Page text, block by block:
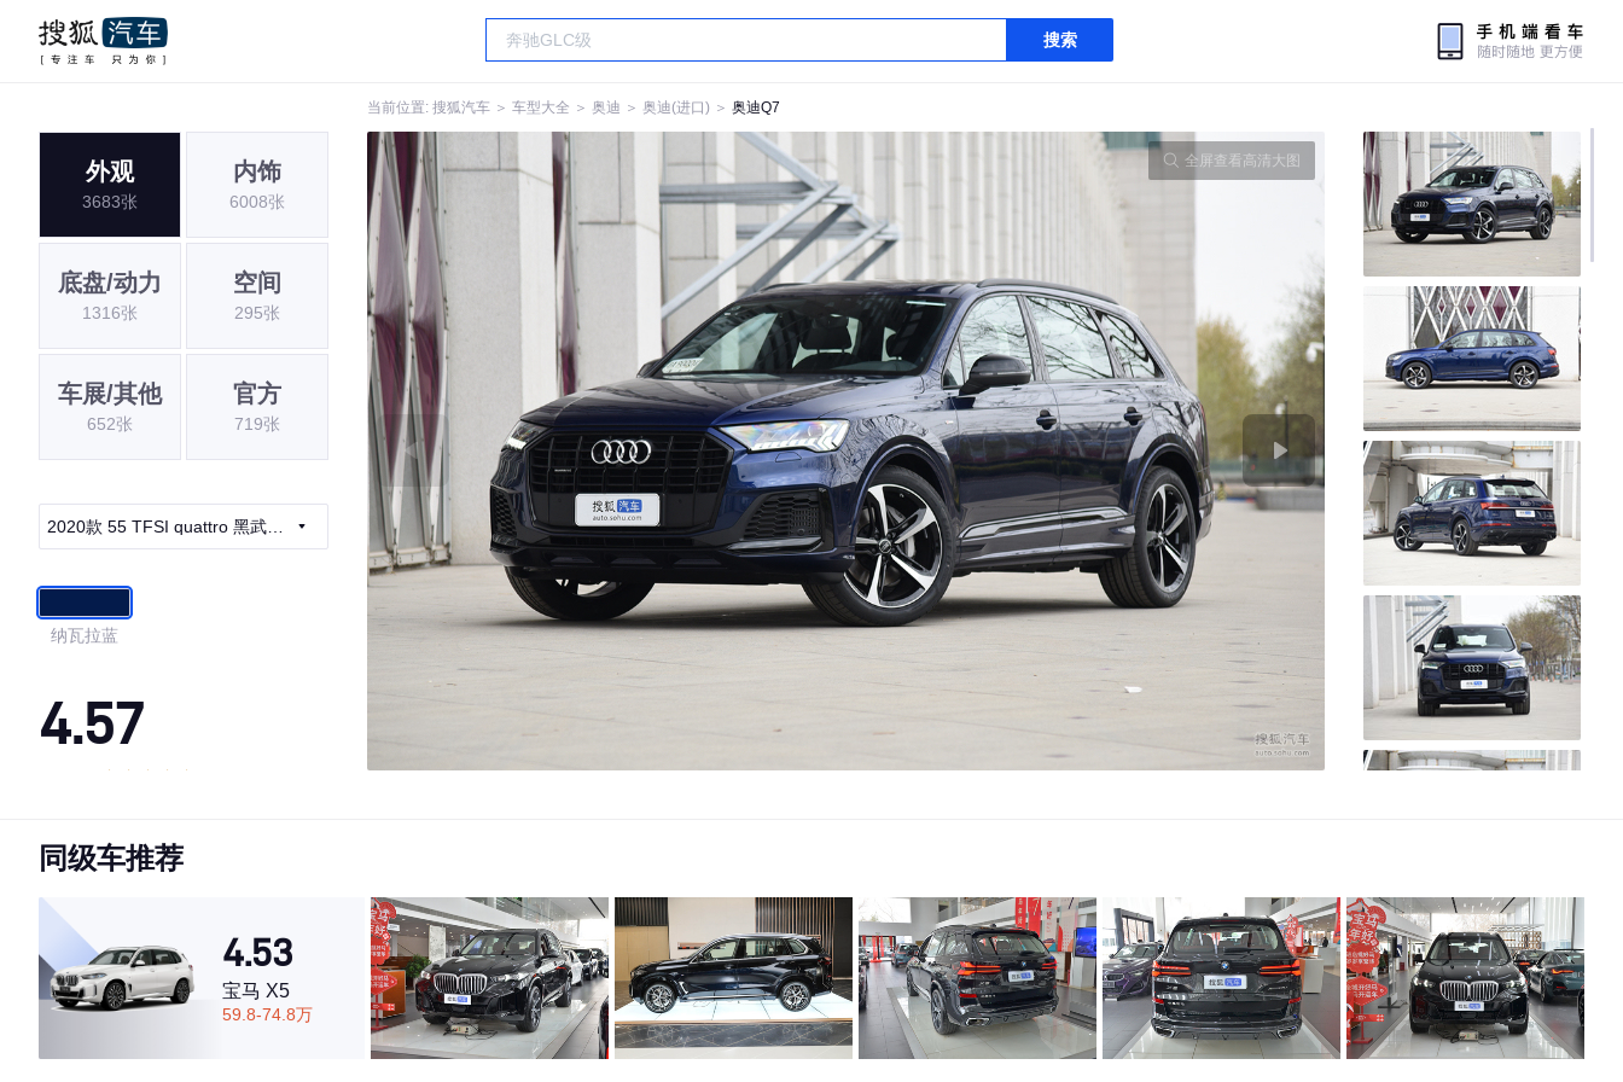
搜索
当前位置: 搜狐汽车 ＞ 车型大全 ＞ 奥迪 ＞ 奥迪(进口) ＞ 奥迪Q7
外观
3683张
内饰
6008张
底盘/动力
1316张
空间
295张
车展/其他
652张
官方
719张
2020款 55 TFSI quattro 黑武士
纳瓦拉蓝
4.57
·内饰表现一般，低于64%同级车
·空间表现一般，低于70%同级车
全屏查看高清大图
同级车推荐
4.53
宝马 X5
59.8-74.8万